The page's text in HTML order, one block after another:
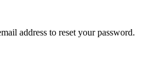
address to reset your password.